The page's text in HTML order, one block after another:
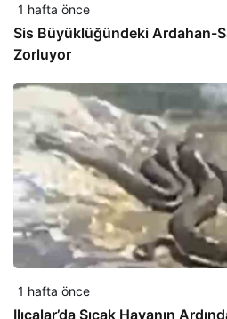
1 hafta önce
Sis Büyüklüğündeki Ardahan-
Zorluyor
1 hafta önce
Ilıcalar’da Sıcak Havanın